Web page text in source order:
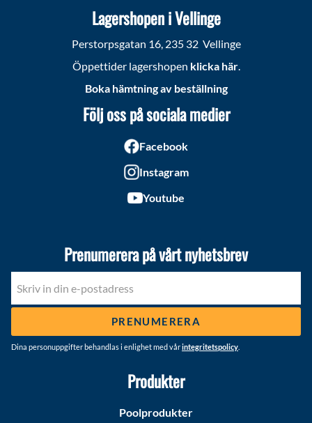
Lagershopen i Vellinge
Perstorpsgatan 16, 235 32 Vellinge
Öppettider lagershopen klicka här.
Boka hämtning av beställning
Följ oss på sociala medier
Facebook
Instagram
Youtube
Prenumerera på vårt nyhetsbrev
PRENUMERERA
Dina personuppgifter behandlas i enlighet med vårintegritetspolicy
Produkter
Poolprodukter